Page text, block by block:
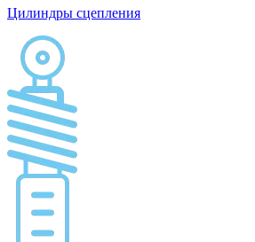
Цилиндры сцепления